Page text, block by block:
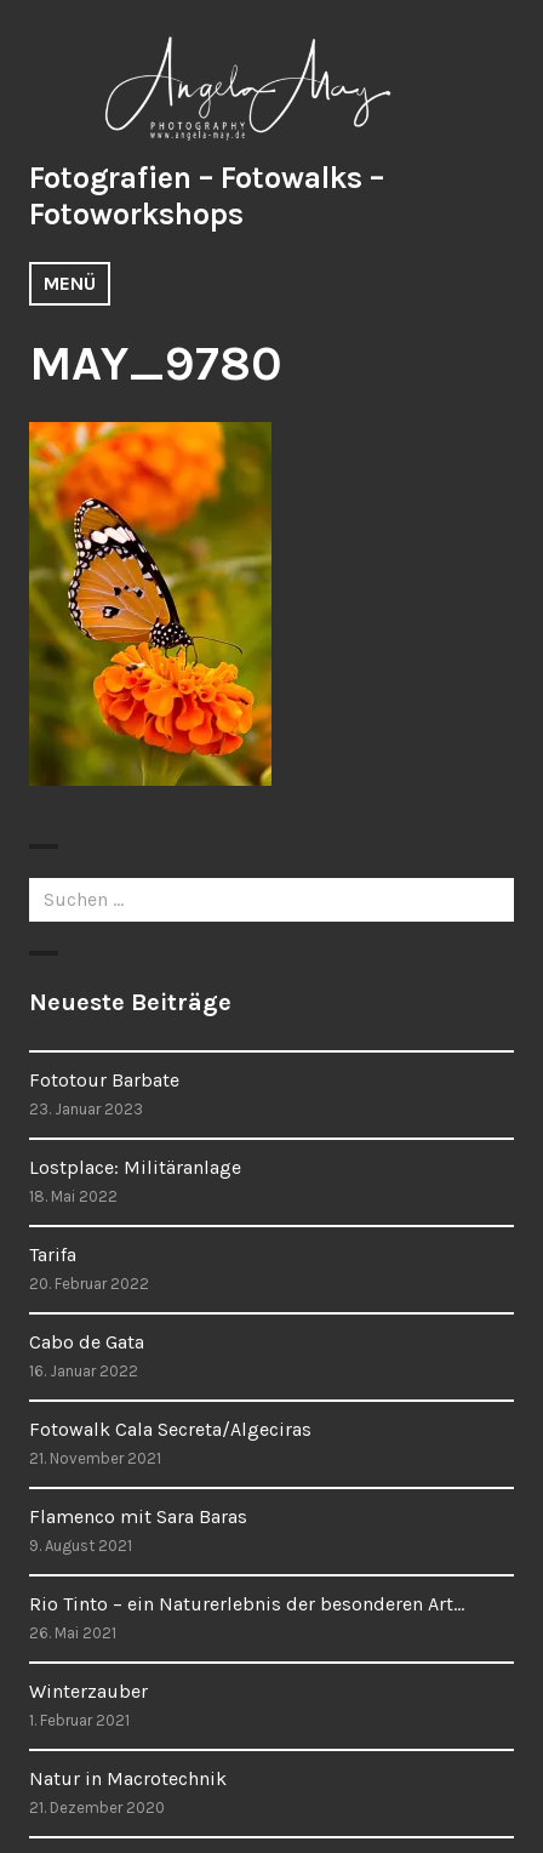
Fotografien – Fotowalks –
Fotoworkshops
MENÜ
MAY_9780
Suchen
nach:
Neueste Beiträge
Fototour Barbate
23. Januar 2023
Lostplace: Militäranlage
18. Mai 2022
Tarifa
20. Februar 2022
Cabo de Gata
16. Januar 2022
Fotowalk Cala Secreta/Algeciras
21. November 2021
Flamenco mit Sara Baras
9. August 2021
Rio Tinto – ein Naturerlebnis der besonderen Art…
26. Mai 2021
Winterzauber
1. Februar 2021
Natur in Macrotechnik
21. Dezember 2020